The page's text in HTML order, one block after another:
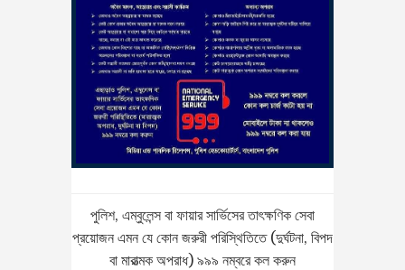
পুলিশ, এম্বুলেন্স বা ফায়ার সার্ভিসের তাৎক্ষণিক সেবা
প্রয়োজন এমন যে কোন জরুরী পরিস্থিতিতে (দুর্ঘটনা, বিপদ
বা মারাত্মক অপরাধ) ৯৯৯ নম্বরে কল করুন